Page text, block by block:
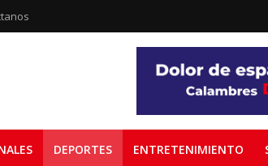
DEPORTES ENTRETENIMIENTO